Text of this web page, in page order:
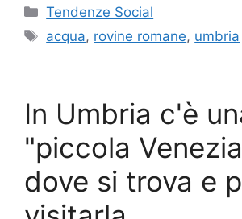
Categorie
Tendenze Social
Tag
acqua, rovine romane, umbria
In Umbria c'è
"piccola
dove si trova e